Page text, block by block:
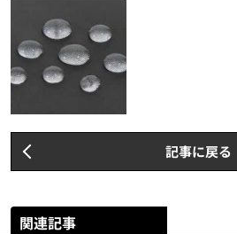
記事に戻る
関連記事